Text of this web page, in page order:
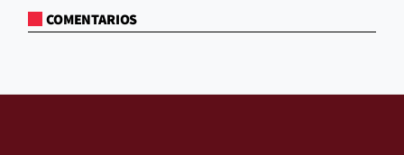
COMENTARIOS